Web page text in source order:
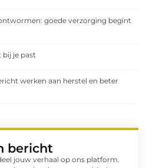
goede verzorging begint
bij je past
werken aan herstel en beter
bericht
jouw verhaal op ons platform.